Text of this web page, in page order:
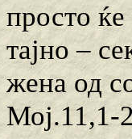
просто
тајно –
жена од
Мој.11,1-